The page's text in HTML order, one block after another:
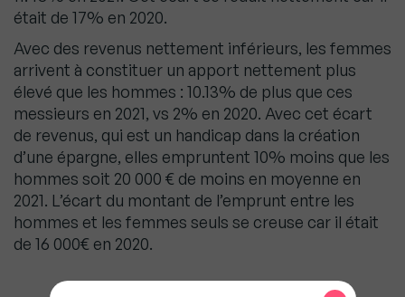
était de 17% en 2020.
Avec des revenus nettement inférieurs, les femmes
arrivent à constituer un apport nettement plus
élevé que les hommes : 10.13% de plus que ces
messieurs en 2021, vs 2% en 2020. Avec cet écart
de revenus, qui est un handicap dans la création
d’une épargne, elles empruntent 10% moins que les
hommes soit 20 000 € de moins en moyenne en
2021. L’écart du montant de l’emprunt entre les
hommes et les femmes seuls se creuse car il était
de 16 000€ en 2020.